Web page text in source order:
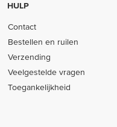
HULP
Contact
Bestellen en ruilen
Verzending
Veelgestelde vragen
Toegankelijkheid